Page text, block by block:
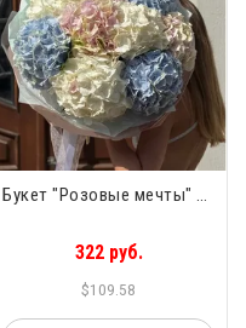
Букет "Розовые мечты" 9шт
322 руб.
$109.58